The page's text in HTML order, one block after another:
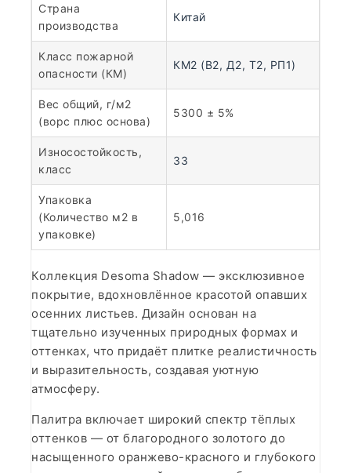
Страна
производства
Китай
Класс пожарной
опасности (КМ)
КМ2 (В2, Д2, Т2, РП1)
Вес общий, г/м2
(ворс плюс основа)
5300 ± 5%
Износостойкость,
класс
33
Упаковка
(Количество м2 в
упаковке)
5,016
Коллекция Desoma Shadow — эксклюзивное
покрытие, вдохновлённое красотой опавших
осенних листьев. Дизайн основан на
тщательно изученных природных формах и
оттенках, что придаёт плитке реалистичность
и выразительность, создавая уютную
атмосферу.
Палитра включает широкий спектр тёплых
оттенков — от благородного золотого до
насыщенного оранжево-красного и глубокого